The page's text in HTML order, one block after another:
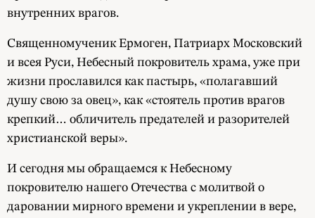
внутренних врагов.
Священномученик Ермоген, Патриарх Московский
и всея Руси, Небесный покровитель храма, уже при
жизни прославился как пастырь, «полагавший
душу свою за овец», как «стоятель против врагов
крепкий… обличитель предателей и разорителей
христианской веры».
И сегодня мы обращаемся к Небесному
покровителю нашего Отечества с молитвой о
даровании мирного времени и укреплении в вере,